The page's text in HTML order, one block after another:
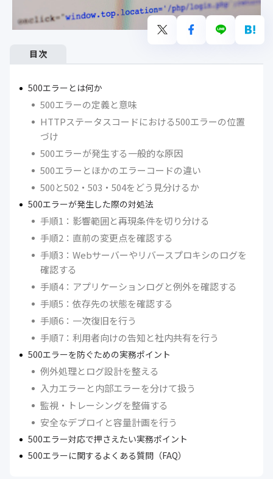
目次
500エラーとは何か
500エラーの定義と意味
HTTPステータスコードにおける500エラーの位置
づけ
500エラーが発生する一般的な原因
500エラーとほかのエラーコードの違い
500と502・503・504をどう見分けるか
500エラーが発生した際の対処法
手順1：影響範囲と再現条件を切り分ける
手順2：直前の変更点を確認する
手順3：Webサーバーやリバースプロキシのログを
確認する
手順4：アプリケーションログと例外を確認する
手順5：依存先の状態を確認する
手順6：一次復旧を行う
手順7：利用者向けの告知と社内共有を行う
500エラーを防ぐための実務ポイント
例外処理とログ設計を整える
入力エラーと内部エラーを分けて扱う
監視・トレーシングを整備する
安全なデプロイと容量計画を行う
500エラー対応で押さえたい実務ポイント
500エラーに関するよくある質問（FAQ）